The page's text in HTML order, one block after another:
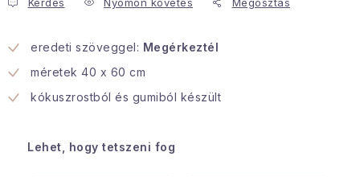
Érintkezés
Rólunk
eredeti szöveggel: Megérkeztél
méretek 40 x 60 cm
kókuszrostból és gumiból készült
Lehet, hogy tetszeni fog